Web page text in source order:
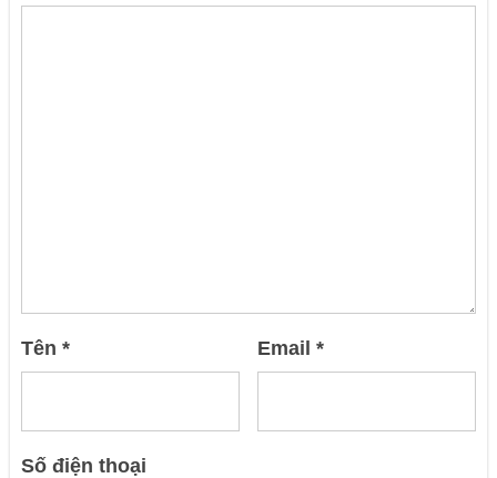
Tên* Email*
Số điện thoại